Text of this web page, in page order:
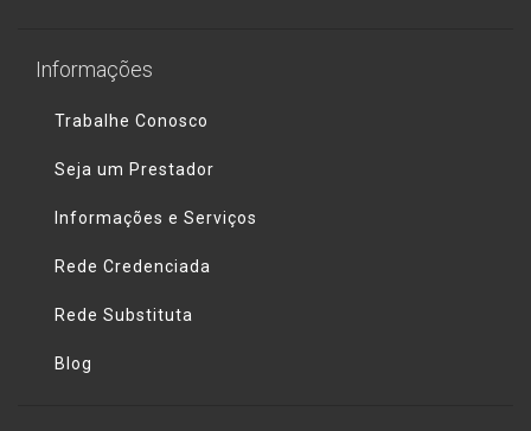
Informações
Trabalhe Conosco
Seja um Prestador
Informações e Serviços
Rede Credenciada
Rede Substituta
Blog